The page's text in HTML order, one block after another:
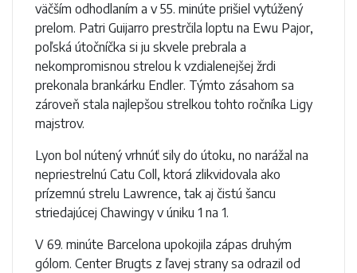
väčším odhodlaním a v 55. minúte prišiel vytúžený
prelom. Patri Guijarro prestrčila loptu na Ewu Pajor,
poľská útočníčka si ju skvele prebrala a
nekompromisnou strelou k vzdialenejšej žrdi
prekonala brankárku Endler. Týmto zásahom sa
zároveň stala najlepšou strelkou tohto ročníka Ligy
majstrov.
Lyon bol nútený vrhnúť sily do útoku, no narážal na
nepriestrelnú Catu Coll, ktorá zlikvidovala ako
prízemnú strelu Lawrence, tak aj čistú šancu
striedajúcej Chawingy v úniku 1 na 1.
V 69. minúte Barcelona upokojila zápas druhým
gólom. Center Brugts z ľavej strany sa odrazil od